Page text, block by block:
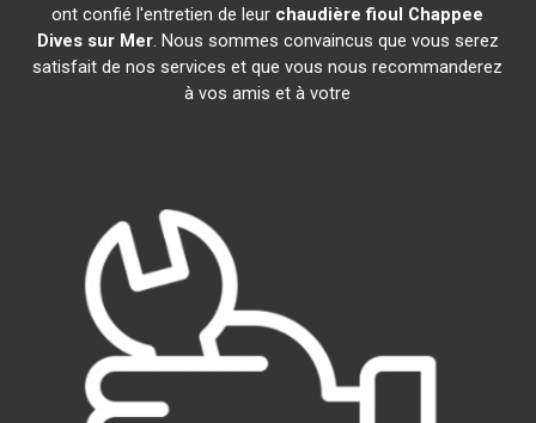
ont confié l'entretien de leur chaudière fioul Chappee
Dives sur Mer. Nous sommes convaincus que vous serez
satisfait de nos services et que vous nous recommanderez
à vos amis et à votre